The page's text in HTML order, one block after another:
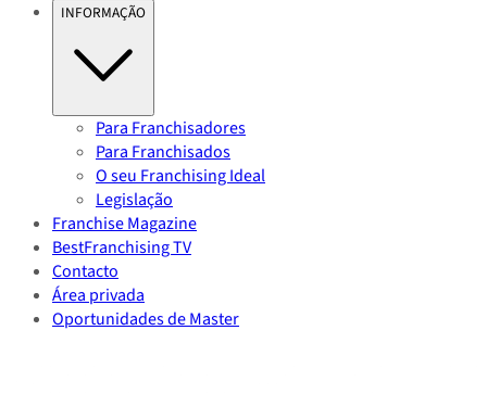
INFORMAÇÃO
Para Franchisadores
Para Franchisados
O seu Franchising Ideal
Legislação
Franchise Magazine
BestFranchising TV
Contacto
Área privada
Oportunidades de Master